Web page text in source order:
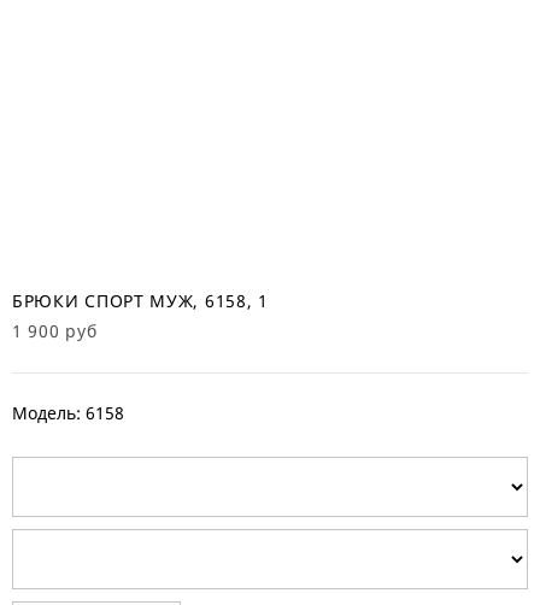
БРЮКИ СПОРТ МУЖ, 6158, 1
1 900 руб
Модель: 6158